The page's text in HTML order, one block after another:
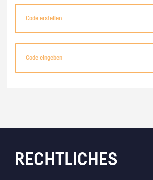
Code erstellen
Code eingeben
RECHTLICHES